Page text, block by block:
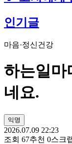
인기글
마음·정신건강
하는일마
네요.
익명
2026.07.09 22:23
조회 67추천 0스크